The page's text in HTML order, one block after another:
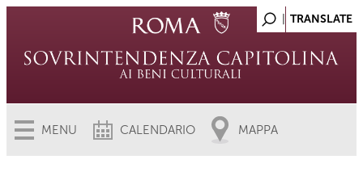
MENU CALENDARIO MAPPA